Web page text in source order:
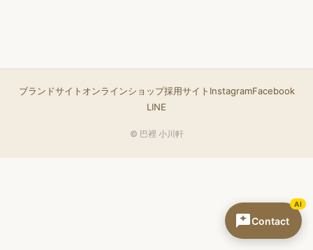
ブランドサイト オンラインショップ採用サイト InstagramFacebook
LINE
© 巴裡 小川軒
Contact
AI